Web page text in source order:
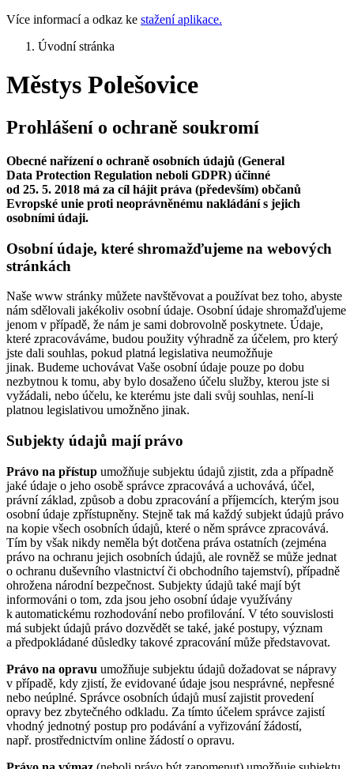
Více informací a odkaz ke stažení aplikace.
Úvodní stránka
Městys Polešovice
Prohlášení o ochraně soukromí
Obecné nařízení o ochraně osobních údajů (General
Data Protection Regulation neboli GDPR) účinné
od 25. 5. 2018 má za cíl hájit práva (především) občanů
Evropské unie proti neoprávněnému nakládání s jejich
osobními údaji.
Osobní údaje, které shromažďujeme na webových
stránkách
Naše www stránky můžete navštěvovat a používat bez toho, abyste
nám sdělovali jakékoliv osobní údaje. Osobní údaje shromažďujeme
jenom v případě, že nám je sami dobrovolně poskytnete. Údaje,
které zpracováváme, budou použity výhradně za účelem, pro který
jste dali souhlas, pokud platná legislativa neumožňuje
jinak. Budeme uchovávat Vaše osobní údaje pouze po dobu
nezbytnou k tomu, aby bylo dosaženo účelu služby, kterou jste si
vyžádali, nebo účelu, ke kterému jste dali svůj souhlas, není-li
platnou legislativou umožněno jinak.
Subjekty údajů mají právo
Právo na přístup umožňuje subjektu údajů zjistit, zda a případně
jaké údaje o jeho osobě správce zpracovává a uchovává, účel,
právní základ, způsob a dobu zpracování a příjemcích, kterým jsou
osobní údaje zpřístupněny. Stejně tak má každý subjekt údajů právo
na kopie všech osobních údajů, které o něm správce zpracovává.
Tím by však nikdy neměla být dotčena práva ostatních (zejména
právo na ochranu jejich osobních údajů, ale rovněž se může jednat
o ochranu duševního vlastnictví či obchodního tajemství), případně
ohrožena národní bezpečnost. Subjekty údajů také mají být
informováni o tom, zda jsou jeho osobní údaje využívány
k automatickému rozhodování nebo profilování. V této souvislosti
má subjekt údajů právo dozvědět se také, jaké postupy, význam
a předpokládané důsledky takové zpracování může představovat.
Právo na opravu umožňuje subjektu údajů dožadovat se nápravy
v případě, kdy zjistí, že evidované údaje jsou nesprávné, nepřesné
nebo neúplné. Správce osobních údajů musí zajistit provedení
opravy bez zbytečného odkladu. Za tímto účelem správce zajistí
vhodný jednotný postup pro podávání a vyřizování žádostí,
např. prostřednictvím online žádostí o opravu.